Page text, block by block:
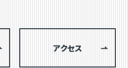
アクセス